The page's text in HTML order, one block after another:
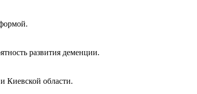
развития деменции.
Киевской области.